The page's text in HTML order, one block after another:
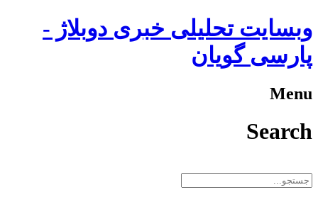
وبسایت تحلیلی خبری دوبلاژ -
پارسی گویان
Menu
Search